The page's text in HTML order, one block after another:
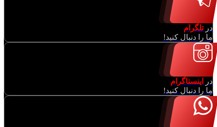
درتلگرام
ما را دنبال کنید!
در
اینستاگرام
ما را دنبال کنید!